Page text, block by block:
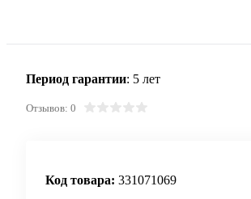
Период гарантии: 5 лет
Отзывов: 0
Код товара: 331071069